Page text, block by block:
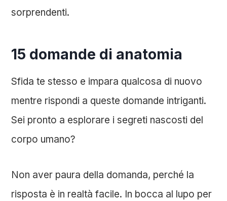
sorprendenti.
15 domande di anatomia
Sfida te stesso e impara qualcosa di nuovo
mentre rispondi a queste domande intriganti.
Sei pronto a esplorare i segreti nascosti del
corpo umano?
Non aver paura della domanda, perché la
risposta è in realtà facile. In bocca al lupo per